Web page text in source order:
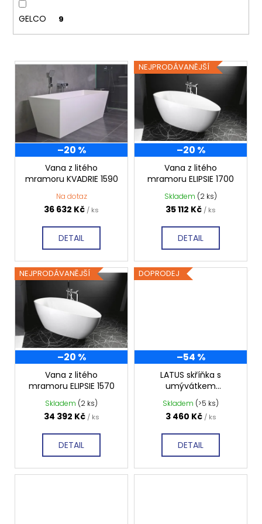
GELCO 9
V
p
r –20 %
Vana z litého
mramoru KVADRIE 1590
Na dotaz
36 632 Kč / ks
DETAIL
NEJPRODÁVANĚJŠÍ
–20 %
Vana z litého
mramoru ELIPSIE 1700
Skladem (2 ks)
35 112 Kč / ks
DETAIL
NEJPRODÁVANĚJŠÍ
–20 %
Vana z litého
mramoru ELIPSIE 1570
Skladem (2 ks)
34 392 Kč / ks
DETAIL
DOPRODEJ
–54 %
LATUS skříňka s
umývátkem
450x500x230 mm
Skladem (>5 ks)
3 460 Kč / ks
DETAIL
Kč